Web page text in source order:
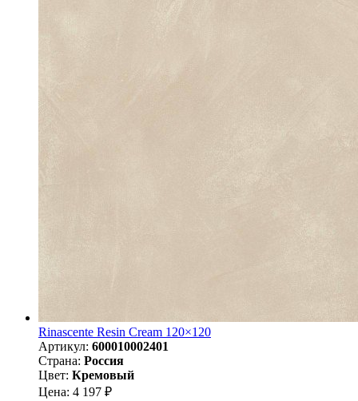
Rinascente Resin Cream 120×120
Артикул: 600010002401
Страна: Россия
Цвет: Кремовый
Цена: 4 197 ₽